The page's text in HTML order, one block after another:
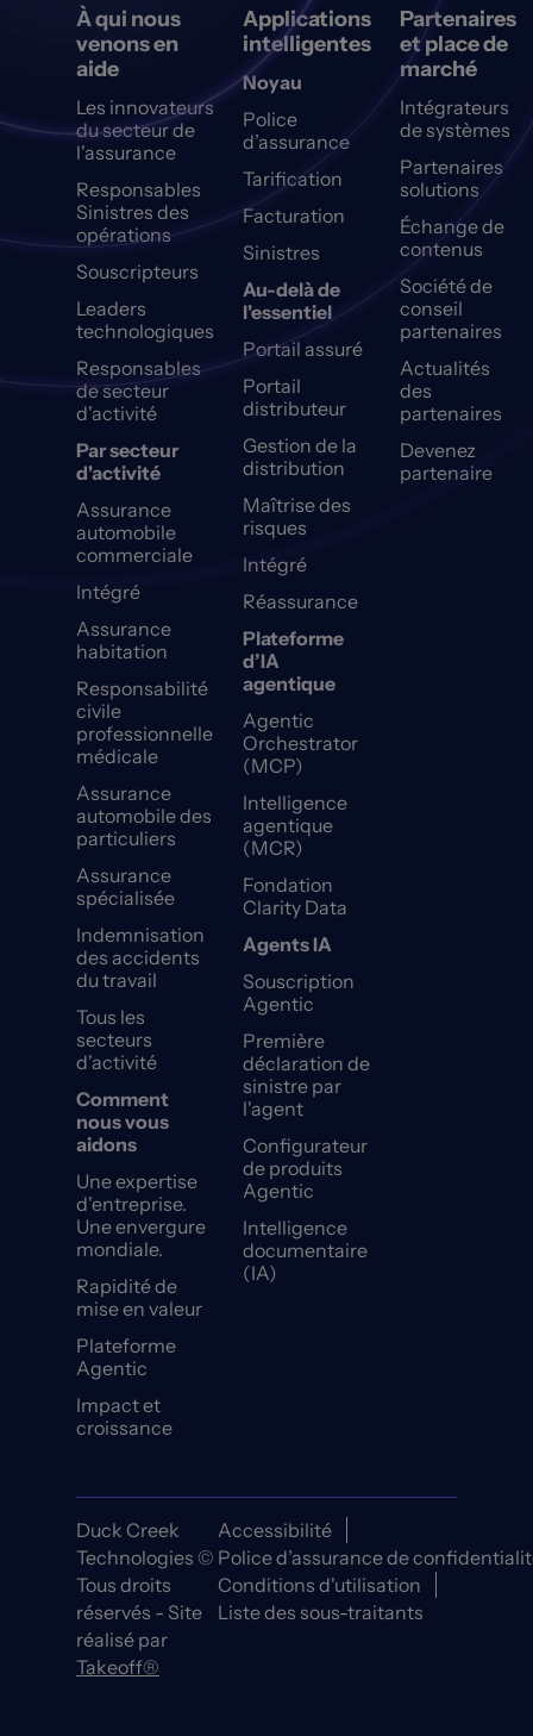
À qui nous
venons en
aide
Les innovateurs
du secteur de
l'assurance
Responsables
Sinistres des
opérations
Souscripteurs
Leaders
technologiques
Responsables
de secteur
d'activité
Par secteur
d'activité
Assurance
automobile
commerciale
Intégré
Assurance
habitation
Responsabilité
civile
professionnelle
médicale
Assurance
automobile des
particuliers
Assurance
spécialisée
Indemnisation
des accidents
du travail
Tous les
secteurs
d'activité
Comment
nous vous
aidons
Une expertise
d'entreprise.
Une envergure
mondiale.
Rapidité de
mise en valeur
Plateforme
Agentic
Impact et
croissance
Applications
intelligentes
Noyau
Police
d’assurance
Tarification
Facturation
Sinistres
Au-delà de
l'essentiel
Portail assuré
Portail
distributeur
Gestion de la
distribution
Maîtrise des
risques
Intégré
Réassurance
Plateforme
d’IA
agentique
Agentic
Orchestrator
(MCP)
Intelligence
agentique
(MCR)
Fondation
Clarity Data
Agents IA
Souscription
Agentic
Première
déclaration de
sinistre par
l'agent
Configurateur
de produits
Agentic
Intelligence
documentaire
(IA)
Partenaires
et place de
marché
Intégrateurs
de systèmes
Partenaires
solutions
Échange de
contenus
Société de
conseil
partenaires
Actualités
des
partenaires
Devenez
partenaire
Duck Creek
Technologies ©
Tous droits
réservés - Site
réalisé par
Takeoff®
Accessibilité
Police d’assurance de
Conditions d'utilisation
Liste des sous-traitants